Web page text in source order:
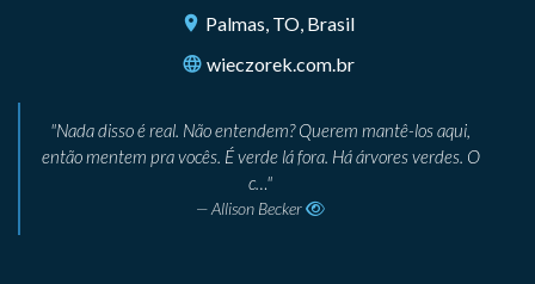
Palmas, TO, Brasil
wieczorek.com.br
Nada disso é real. Não entendem? Querem mantê-los aqui,
então mentem pra vocês. É verde lá fora. Há árvores verdes. O
c…
— Allison Becker